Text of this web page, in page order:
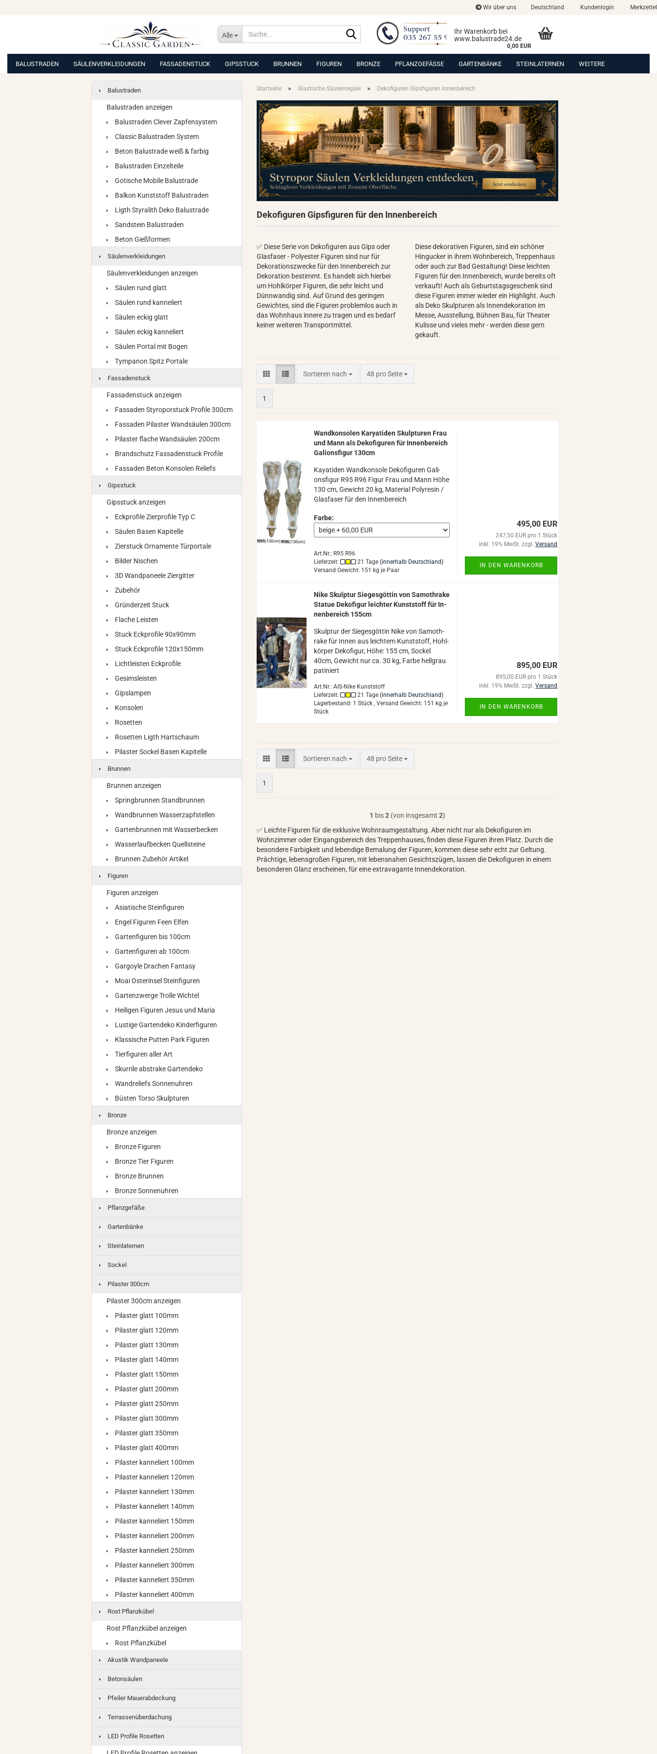
Wir über uns Deutschland Kundenlogin Merkzettel
Alle
Suche...
Ihr Warenkorb bei
www.balustrade24.de
0,00 EUR
BALUSTRADEN SÄULENVERKLEIDUNGEN FASSADENSTUCK GIPSSTUCK BRUNNEN FIGUREN BRONZE PFLANZGEFÄSSE GARTENBÄNKE STEINLATERNEN WEITERE
Startseite » Glastische Säulenregale » Dekofiguren Gipsfiguren Innenbereich
Dekofiguren Gipsfiguren für den Innenbereich
✅ Diese Serie von Dekofiguren aus Gips oder
Glasfaser - Polyester Figuren sind nur für
Dekorationszwecke für den Innenbereich zur
Dekoration bestimmt. Es handelt sich hierbei
um Hohlkörper Figuren, die sehr leicht und
Dünnwandig sind. Auf Grund des geringen
Gewichtes, sind die Figuren problemlos auch in
das Wohnhaus innere zu tragen und es bedarf
keiner weiteren Transportmittel.
Diese dekorativen Figuren, sind ein schöner
Hingucker in ihrem Wohnbereich, Treppenhaus
oder auch zur Bad Gestaltung! Diese leichten
Figuren für den Innenbereich, wurde bereits oft
verkauft! Auch als Geburtstagsgeschenk sind
diese Figuren immer wieder ein Highlight. Auch
als Deko Skulpturen als Innendekoration im
Messe, Ausstellung, Bühnen Bau, für Theater
Kulisse und vieles mehr - werden diese gern
gekauft.
Sortieren nach
Sortieren nach 48 pro Seite
pro Seite
1
Wand­kon­so­len Ka­rya­ti­den Skulp­tu­ren Frau
und Mann als De­ko­fi­gu­ren für In­nen­be­reich
Ga­li­ons­fi­gur 130cm
Ka­ya­ti­den Wand­kon­so­le De­ko­fi­gu­ren Ga­li­
ons­fi­gur R95 R96 Figur Frau und Mann Höhe
130 cm, Ge­wicht 20 kg, Ma­te­ri­al Po­ly­re­sin /
Glas­fa­ser für den In­nen­be­reich
Farbe:
Art.Nr.: R95 R96
Lieferzeit:
21 Tage (innerhalb Deutschland)
Versand Gewicht: 151 kg je Paar
495,00 EUR
247,50 EUR pro 1 Stück
inkl. 19% MwSt. zzgl.Versand
IN DEN WARENKORB
Nike Skulp­tur Sie­ges­göt­tin von Sa­mo­th­ra­ke
Sta­tue De­ko­fi­gur leich­ter Kunst­stoff für In­
nen­be­reich 155cm
Skulp­tur der Sie­ges­göt­tin Nike von Sa­mo­th­
ra­ke für Innen aus leich­tem Kunst­stoff, Hohl­
kör­per De­ko­fi­gur, Höhe: 155 cm, So­ckel
40cm, Ge­wicht nur ca. 30 kg, Farbe hell­grau
pa­ti­niert
Art.Nr.: AIS-Nike Kunststoff
Lieferzeit:
21 Tage (innerhalb Deutschland)
Lagerbestand: 1 Stück , Versand Gewicht: 151 kg je
Stück
895,00 EUR
895,00 EUR pro 1 Stück
inkl. 19% MwSt. zzgl.Versand
IN DEN WARENKORB
Sortieren nach
Sortieren nach 48 pro Seite
pro Seite
1
1 bis2 (von insgesamt2)
✅ Leichte Figuren für die exklusive Wohnraumgestaltung. Aber nicht nur als Dekofiguren im
Wohnzimmer oder Eingangsbereich des Treppenhauses, finden diese Figuren ihren Platz. Durch die
besondere Farbigkeit und lebendige Bemalung der Figuren, kommen diese sehr echt zur Geltung.
Prächtige, lebensgroßen Figuren, mit lebensnahen Gesichtszügen, lassen die Dekofiguren in einem
besonderen Glanz erscheinen, für eine extravagante Innendekoration.
Balustraden
Balustraden anzeigen
Balustraden Clever Zapfensystem
Classic Balustraden System
Beton Balustrade weiß & farbig
Balustraden Einzelteile
Gotische Mobile Balustrade
Balkon Kunststoff Balustraden
Ligth Styralith Deko Balustrade
Sandstein Balustraden
Beton Gießformen
Säulenverkleidungen
Säulenverkleidungen anzeigen
Säulen rund glatt
Säulen rund kanneliert
Säulen eckig glatt
Säulen eckig kanneliert
Säulen Portal mit Bogen
Tympanon Spitz Portale
Fassadenstuck
Fassadenstuck anzeigen
Fassaden Styroporstuck Profile 300cm
Fassaden Pilaster Wandsäulen 300cm
Pilaster flache Wandsäulen 200cm
Brandschutz Fassadenstuck Profile
Fassaden Beton Konsolen Reliefs
Gipsstuck
Gipsstuck anzeigen
Eckprofile Zierprofile Typ C
Säulen Basen Kapitelle
Zierstuck Ornamente Türportale
Bilder Nischen
3D Wandpaneele Ziergitter
Zubehör
Gründerzeit Stuck
Flache Leisten
Stuck Eckprofile 90x90mm
Stuck Eckprofile 120x150mm
Lichtleisten Eckprofile
Gesimsleisten
Gipslampen
Konsolen
Rosetten
Rosetten Ligth Hartschaum
Pilaster Sockel Basen Kapitelle
Brunnen
Brunnen anzeigen
Springbrunnen Standbrunnen
Wandbrunnen Wasserzapfstellen
Gartenbrunnen mit Wasserbecken
Wasserlaufbecken Quellsteine
Brunnen Zubehör Artikel
Figuren
Figuren anzeigen
Asiatische Steinfiguren
Engel Figuren Feen Elfen
Gartenfiguren bis 100cm
Gartenfiguren ab 100cm
Gargoyle Drachen Fantasy
Moai Osterinsel Steinfiguren
Gartenzwerge Trolle Wichtel
Heiligen Figuren Jesus und Maria
Lustige Gartendeko Kinderfiguren
Klassische Putten Park Figuren
Tierfiguren aller Art
Skurrile abstrake Gartendeko
Wandreliefs Sonnenuhren
Büsten Torso Skulpturen
Bronze
Bronze anzeigen
Bronze Figuren
Bronze Tier Figuren
Bronze Brunnen
Bronze Sonnenuhren
Pflanzgefäße
Gartenbänke
Steinlaternen
Sockel
Pilaster 300cm
Pilaster 300cm anzeigen
Pilaster glatt 100mm
Pilaster glatt 120mm
Pilaster glatt 130mm
Pilaster glatt 140mm
Pilaster glatt 150mm
Pilaster glatt 200mm
Pilaster glatt 250mm
Pilaster glatt 300mm
Pilaster glatt 350mm
Pilaster glatt 400mm
Pilaster kanneliert 100mm
Pilaster kanneliert 120mm
Pilaster kanneliert 130mm
Pilaster kanneliert 140mm
Pilaster kanneliert 150mm
Pilaster kanneliert 200mm
Pilaster kanneliert 250mm
Pilaster kanneliert 300mm
Pilaster kanneliert 350mm
Pilaster kanneliert 400mm
Rost Pflanzkübel
Rost Pflanzkübel anzeigen
Rost Pflanzkübel
Akustik Wandpaneele
Betonsäulen
Pfeiler Mauerabdeckung
Terrassenüberdachung
LED Profile Rosetten